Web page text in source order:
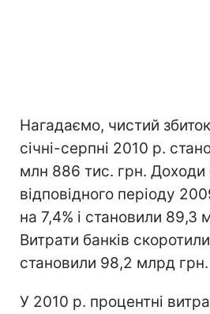
Нагадаємо, чистий
січні-серпні 2010 р.
млн 886 тис. грн. Доходи
відповідного періоду
на 7,4% і становили 89,3
Витрати банків
становили 98,2 млрд грн.
У 2010 р. процентні